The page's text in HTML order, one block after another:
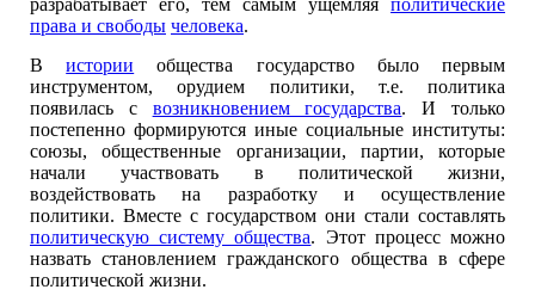
разрабатывает его, тем самым ущемляя политические
права и свободы человека.
Вистории общества государство было первым
инструментом, орудием политики, т.е. политика
появилась с возникновением государства. И только
постепенно формируются иные социальные институты:
союзы, общественные организации, партии, которые
начали участвовать в политической жизни,
воздействовать на разработку и осуществление
политики. Вместе с государством они стали составлять
политическую систему общества. Этот процесс можно
назвать становлением гражданского общества в сфере
политической жизни.